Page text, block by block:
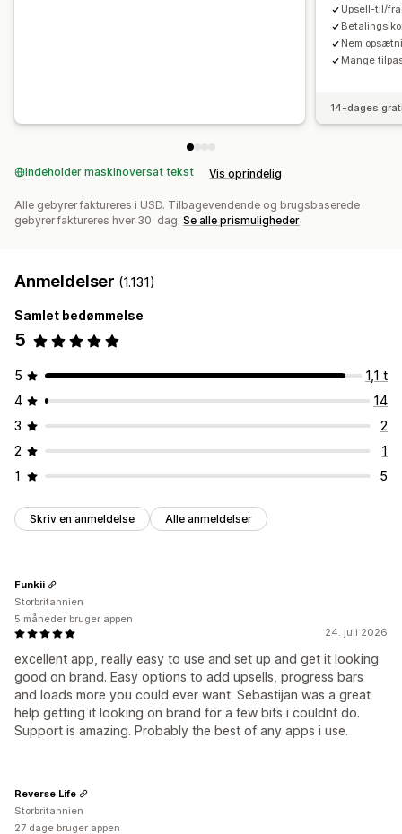
Upsell-til/
Nem
Mange
14-dages
Indeholder maskinoversat tekst Vis oprindelig
Alle gebyrer faktureres i USD. Tilbagevendende og brugsbaserede
gebyrer faktureres hver 30. dag. Se alle prismuligheder
Anmeldelser (1.131)
Samlet bedømmelse
5
5
1,1 t
4
14
3
2
2
1
1
5
Skriv en anmeldelse Alle anmeldelser
24. juli 2026
excellent app, really easy to use and set up and get it looking
good on brand. Easy options to add upsells, progress bars
and loads more you could ever want. Sebastijan was a great
help getting it looking on brand for a few bits i couldnt do.
Support is amazing. Probably the best of any apps i use.
Funkii
Storbritannien
5 måneder bruger appen
Reverse Life
Storbritannien
27 dage bruger appen